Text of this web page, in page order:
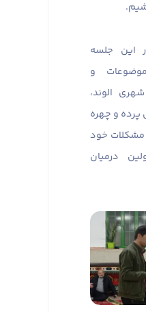
این جلسه
و
الوند،
و چهره
مشکلات خود
درمیان